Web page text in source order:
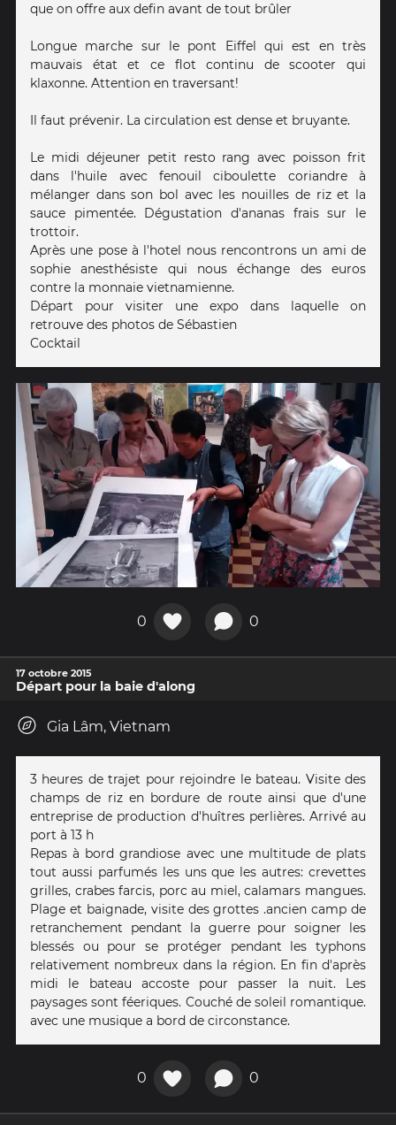
que on offre aux defin avant de tout brûler
Longue marche sur le pont Eiffel qui est en très
mauvais état et ce flot continu de scooter qui
klaxonne. Attention en traversant!
Il faut prévenir. La circulation est dense et bruyante.
Le midi déjeuner petit resto rang avec poisson frit
dans l'huile avec fenouil ciboulette coriandre à
mélanger dans son bol avec les nouilles de riz et la
sauce pimentée. Dégustation d'ananas frais sur le
trottoir.
Après une pose à l'hotel nous rencontrons un ami de
sophie anesthésiste qui nous échange des euros
contre la monnaie vietnamienne.
Départ pour visiter une expo dans laquelle on
retrouve des photos de Sébastien
Cocktail
0 0
17 octobre 2015
Départ pour la baie d'along
Gia Lâm, Vietnam
3 heures de trajet pour rejoindre le bateau. Visite des
champs de riz en bordure de route ainsi que d'une
entreprise de production d'huîtres perlières. Arrivé au
port à 13 h
Repas à bord grandiose avec une multitude de plats
tout aussi parfumés les uns que les autres: crevettes
grilles, crabes farcis, porc au miel, calamars mangues.
Plage et baignade, visite des grottes .ancien camp de
retranchement pendant la guerre pour soigner les
blessés ou pour se protéger pendant les typhons
relativement nombreux dans la région. En fin d'après
midi le bateau accoste pour passer la nuit. Les
paysages sont féeriques. Couché de soleil romantique.
avec une musique a bord de circonstance.
0 0